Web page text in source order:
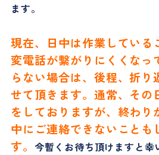
ます。
現在、日中は作業している
変電話が繋がりにくくなっ
らない場合は、後程、折り
せて頂きます。通常、その
をしておりますが、終わり
中にご連絡できないことも
す。 今暫くお待ち頂けますと